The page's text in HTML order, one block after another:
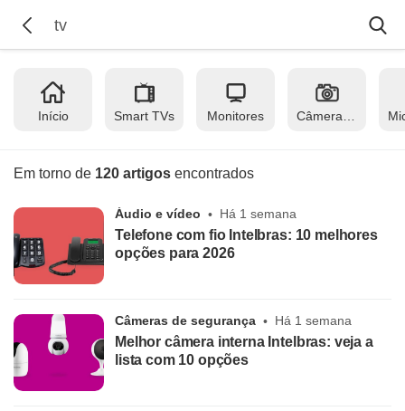
Início Smart TVs Monitores
Em torno de 120 artigos encontrados
Áudio e vídeo Há 1 semana
Telefone com fio Intelbras: 10 melhores
opções para 2026
Câmeras de segurança Há 1 semana
Melhor câmera interna Intelbras: veja a
lista com 10 opções